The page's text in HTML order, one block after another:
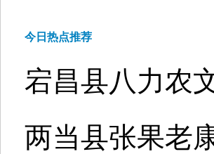
今日热点推荐
宕昌县八力农
两当县张果老